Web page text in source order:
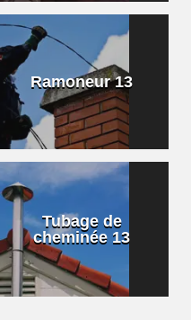
Ramoneur 13
Tubage de
cheminée 13